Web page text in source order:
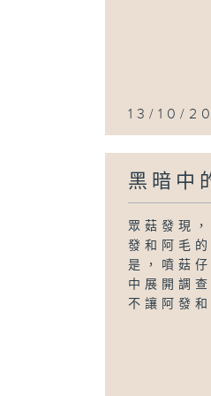
13/10/
黑暗中
眾菇發現
發和阿毛
是，噴菇
中展開調
不讓阿發